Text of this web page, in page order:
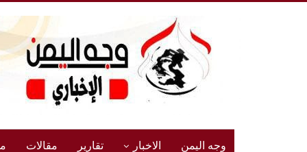
وجه اليمن الاخبار تقارير مقالات